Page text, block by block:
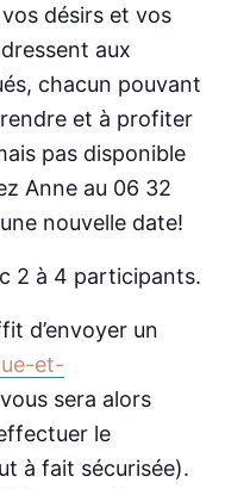
désirs et vos
aux
chacun pouvant
et à profiter
pas disponible
Anne au 06 32
nouvelle date!
2 à 4 participants.
d’envoyer un
et-
sera alors
le
à fait sécurisée).